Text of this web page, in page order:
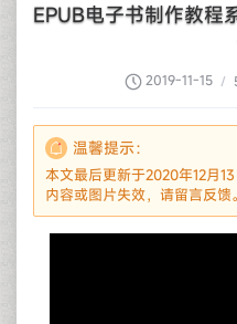
EPUB电子书制作教程
2019-11-15 /
温馨提示：
本文最后更新于2020年12月
内容或图片失效，请留言反馈。